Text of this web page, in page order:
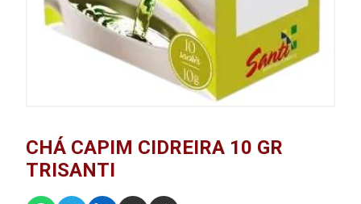
CHÁ CAPIM CIDREIRA 10 GR
TRISANTI